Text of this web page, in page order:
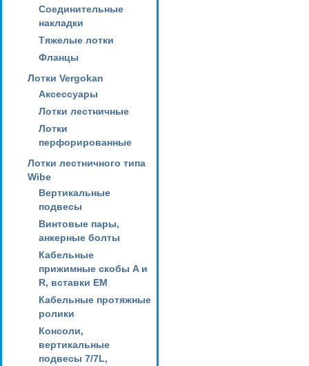
Соединительные
накладки
Тяжелые лотки
Фланцы
Лотки Vergokan
Аксессуары
Лотки лестничные
Лотки
перфорированные
Лотки лестничного типа
Wibe
Вертикальные
подвесы
Винтовые пары,
анкерные болты
Кабельные
прижимные скобы A и
R, вставки EM
Кабельные протяжные
ролики
Консоли,
вертикальные
подвесы 7/7L,